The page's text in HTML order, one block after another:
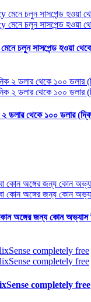
চলুন সাসপেন্ড হওয়া থেকে
২ ডলার থেকে ১০০ ডলার
কোন অঙ্গের জন্য কোন অভ্যাস
completely free